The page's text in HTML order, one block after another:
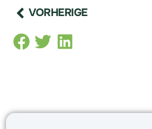
VORHERIGE